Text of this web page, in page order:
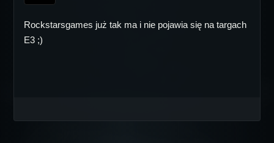
Rockstarsgames już tak ma i nie pojawia się na targach
E3 ;)